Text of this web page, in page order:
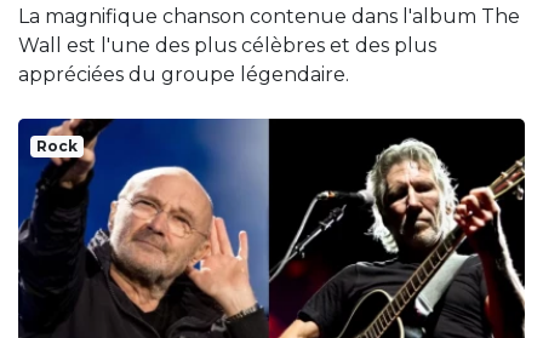
La magnifique chanson contenue dans l'album The
Wall est l'une des plus célèbres et des plus
appréciées du groupe légendaire.
Rock